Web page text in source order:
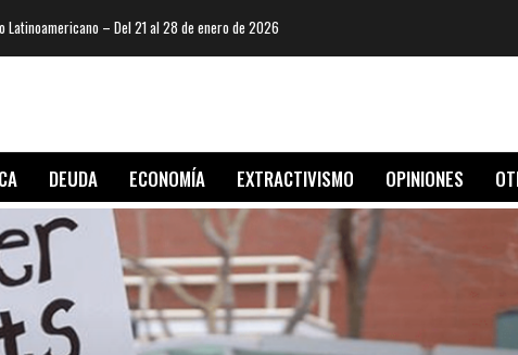
Latinoamericano – Del 21 al 28 de enero de 2026
DEUDA ECONOMÍA EXTRACTIVISMO OPINIONES